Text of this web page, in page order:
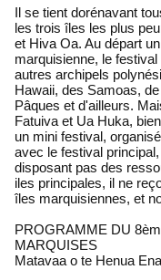
Il se tient dorénavant
les trois îles les plus
et Hiva Oa. Au départ
marquisienne, le
autres archipels
Hawaii, des Samoas,
Pâques et d'ailleurs.
Fatuiva et Ua Huka,
un mini festival,
avec le festival
disposant pas des
iles principales, il ne
îles marquisiennes, et
PROGRAMME DU
MARQUISES
Matavaa o te Henua